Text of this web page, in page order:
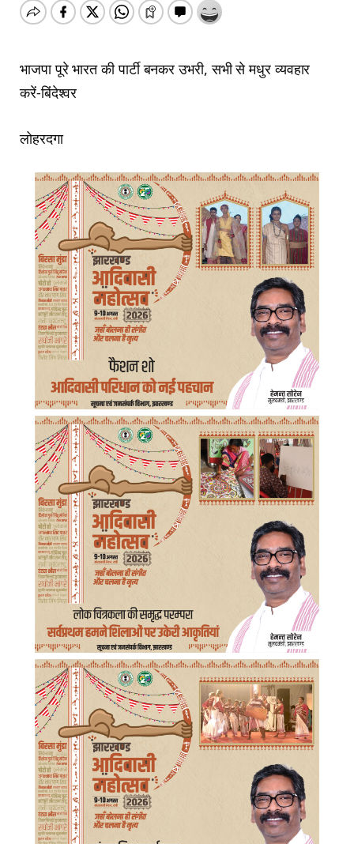
भाजपा पूरे भारत की पार्टी बनकर उभरी, सभी से मधुर व्यवहार
करें-बिंदेश्वर
लोहरदगा